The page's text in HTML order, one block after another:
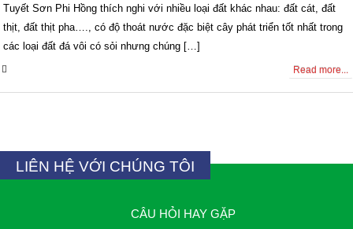
Tuyết Sơn Phi Hồng thích nghi với nhiều loại đất khác nhau: đất cát, đất
thịt, đất thịt pha…., có độ thoát nước đặc biệt cây phát triển tốt nhất trong
các loại đất đá vôi có sỏi nhưng chúng […]
Read more...
LIÊN HỆ VỚI CHÚNG TÔI
CÂU HỎI HAY GẶP